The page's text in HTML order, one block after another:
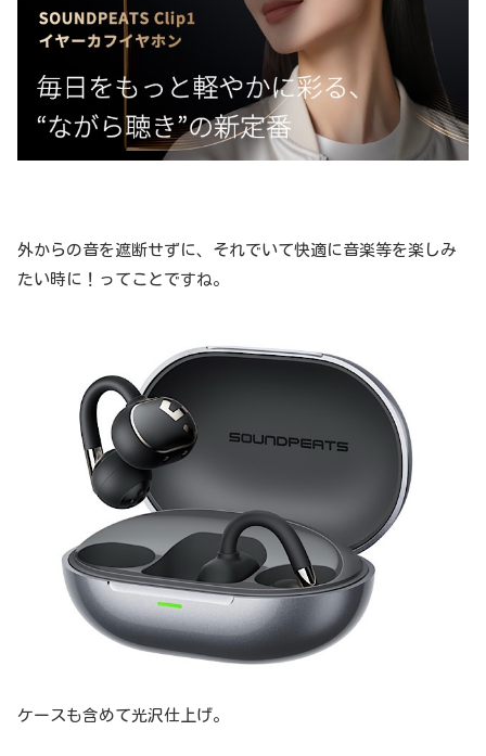
外からの音を遮断せずに、それでいて快適に音楽等を楽しみ
たい時に！ってことですね。
ケースも含めて光沢仕上げ。